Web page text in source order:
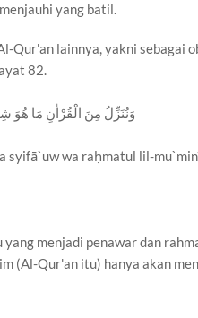
yang batil.
Qur'an lainnya, yakni sebagai
82.
وَنُنَزِّلُ مِنَ الْقُرْاٰنِ مَا هُوَ
syifā`uw wa raḥmatul lil-
menjadi penawar dan
(Al-Qur'an itu) hanya akan